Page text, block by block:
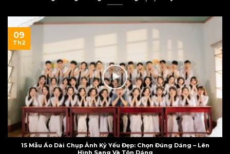
15 Mẫu Áo Dài Chụp Ảnh Kỷ Yếu Đẹp: Chọn Đúng Dáng – Lên
Hình Sang Và Tôn Dáng
09
Th2